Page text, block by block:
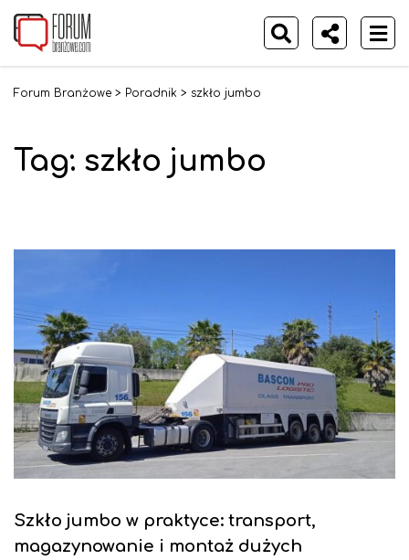
Forum Branżowe > Poradnik > szkło jumbo
Tag: szkło jumbo
Szkło jumbo w praktyce: transport,
magazynowanie i montaż dużych